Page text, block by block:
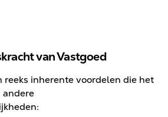
van Vastgoed
reeks inherente voordelen die het
andere